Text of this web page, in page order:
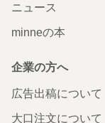
ニュース
minneの本
企業の方へ
広告出稿について
大口注文について